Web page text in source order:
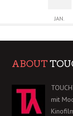
JAN.
ABOUT
mit